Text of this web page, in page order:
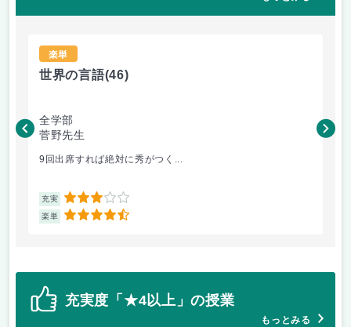
楽単
世界の言語(46)
全学部
菅野先生
9回出席すれば絶対に秀がつく...
充実 3
楽単 4.5
菅
充実度「★4以上」の授業
もっとみる